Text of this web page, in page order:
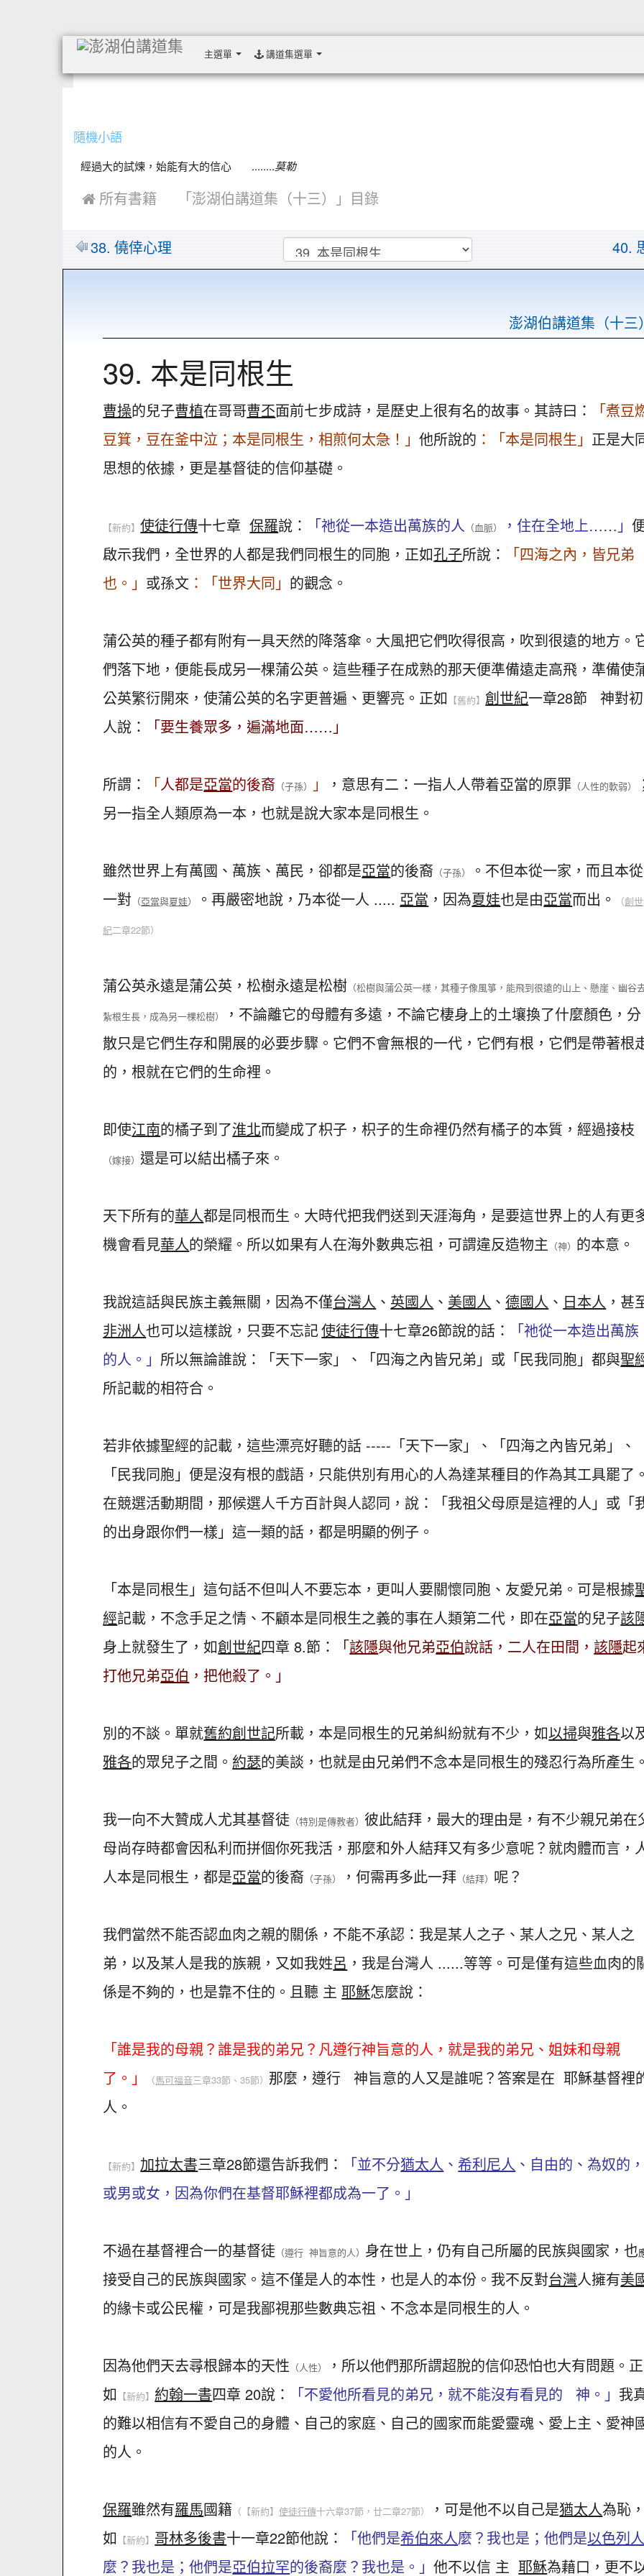
主選單 講道集選單
隨機小語
經過大的試煉，始能有大的信心 ........莫勒
 所有書籍 「澎湖伯講道集（十三）」目錄
38. 僥倖心理 40.
澎湖伯講道集（十三
39. 本是同根生
曹操的兒子曹植在哥哥曹丕面前七步成詩，是歷史上很有名的故事。其詩曰：
「煮豆
豆箕，豆在釜中泣；本是同根生，相煎何太急！」他所說的 ：「本是同根生」 正是大
思想的依據，更是基督徒的信仰基礎。
【新約】使徒行傳十七章保羅說： 「祂從一本造出萬族的人 （血脈） ，住在全地上……」
啟示我們，全世界的人都是我們同根生的同胞，正如孔子所說：
「四海之內，皆兄弟
也。」 或孫文 ：「世界大同」 的觀念。
蒲公英的種子都有附有一具天然的降落傘。大風把它們吹得很高，吹到很遠的地方。
們落下地，便能長成另一棵蒲公英。這些種子在成熟的那天便準備遠走高飛，準備使
公英繁衍開來，使蒲公英的名字更普遍、更響亮。正如 【舊約】創世紀一章28節 神對初
人說：
「要生養眾多，遍滿地面……」
所謂： 「人都是亞當的後裔 （子孫） 」 ，意思有二：一指人人帶着亞當的原罪 （人性的軟弱）
另一指全人類原為一本，也就是說大家本是同根生。
雖然世界上有萬國、萬族、萬民，卻都是亞當的後裔 （子孫）
。不但本從一家，而且本從
一對 （亞當與夏娃） 。再嚴密地說，乃本從一人 ..... 亞當 ，因為夏娃也是由亞當而出。 （創世
紀二章22節）
蒲公英永遠是蒲公英，松樹永遠是松樹 （松樹與蒲公英一樣，其種子像風箏，能飛到很遠的山上、懸崖、幽谷
紮根生長，成為另一棵松樹）
，不論離它的母體有多遠，不論它棲身上的土壤換了什麼顏色，分
散只是它們生存和開展的必要步驟。它們不會無根的一代，它們有根，它們是帶著根
的，根就在它們的生命裡。
即使江南的橘子到了淮北而變成了枳子，枳子的生命裡仍然有橘子的本質，經過接枝
（嫁接）還是可以結出橘子來。
天下所有的華人都是同根而生。大時代把我們送到天涯海角，是要這世界上的人有更
機會看見華人的榮耀。所以如果有人在海外數典忘祖，可謂違反造物主 （神） 的本意。
我說這話與民族主義無關，因為不僅台灣人 、 英國人 、 美國人 、德國人 、 日本人 ，甚
非洲人也可以這樣說，只要不忘記使徒行傳十七章26節說的話：
「祂從一本造出萬族
的人。」 所以無論誰說：「天下一家」、「四海之內皆兄弟」或「民我同胞」都與聖
所記載的相符合。
若非依據聖經的記載，這些漂亮好聽的話 -----「天下一家」、「四海之內皆兄弟」、
「民我同胞」便是沒有根的戲語，只能供別有用心的人為達某種目的作為其工具罷了
在競選活動期間，那候選人千方百計與人認同，說：「我祖父母原是這裡的人」或「
的出身跟你們一樣」這一類的話，都是明顯的例子。
「本是同根生」這句話不但叫人不要忘本，更叫人要關懷同胞、友愛兄弟。可是根據
經記載，不念手足之情、不顧本是同根生之義的事在人類第二代，即在亞當的兒子該
身上就發生了，如創世紀四章 8.節： 「該隱與他兄弟亞伯說話，二人在田間，該隱起
打他兄弟亞伯 ，把他殺了。」
別的不談。單就舊約創世記所載，本是同根生的兄弟糾紛就有不少，如以掃與雅各以
雅各的眾兒子之間。 約瑟的美談，也就是由兄弟們不念本是同根生的殘忍行為所產生
我一向不大贊成人尤其基督徒 （特別是傳教者）彼此結拜，最大的理由是，有不少親兄弟在
母尚存時都會因私利而拼個你死我活，那麼和外人結拜又有多少意呢？就肉體而言，
人本是同根生，都是亞當的後裔 （子孫） ，何需再多此一拜 （結拜） 呢？
我們當然不能否認血肉之親的關係，不能不承認：我是某人之子、某人之兄、某人之
弟，以及某人是我的族親，又如我姓呂 ，我是台灣人 ......等等。可是僅有這些血肉的
係是不夠的，也是靠不住的。且聽 主耶穌怎麼說：
「誰是我的母親？誰是我的弟兄？凡遵行神旨意的人，就是我的弟兄、姐妹和母親
了。」
（馬可福音三章33節、35節） 那麼，遵行 神旨意的人又是誰呢？答案是在 耶穌基督裡
人。
【新約】 加拉太書三章28節還告訴我們： 「並不分猶太人 、 希利尼人 、自由的、為奴的
或男或女，因為你們在基督耶穌裡都成為一了。」
不過在基督裡合一的基督徒 （遵行 神旨意的人） 身在世上，仍有自己所屬的民族與國家，也
接受自己的民族與國家。這不僅是人的本性，也是人的本份。我不反對台灣人擁有美
的緣卡或公民權，可是我鄙視那些數典忘祖、不念本是同根生的人。
因為他們天去尋根歸本的天性 （人性）
，所以他們那所謂超脫的信仰恐怕也大有問題。正
如 【新約】 約翰一書四章 20說： 「不愛他所看見的弟兄，就不能沒有看見的 神。」 我
的難以相信有不愛自己的身體、自己的家庭、自己的國家而能愛靈魂、愛上主、愛神
的人。
保羅雖然有羅馬國籍 （ 【新約】使徒行傳十六章37節，廿二章27節） ，可是他不以自己是猶太人為恥
如 【新約】 哥林多後書十一章22節他說： 「他們是希伯來人麼？我也是；他們是以色列
麼？我也是；他們是亞伯拉罕的後裔麼？我也是。」他不以信 主耶穌為藉口，更不